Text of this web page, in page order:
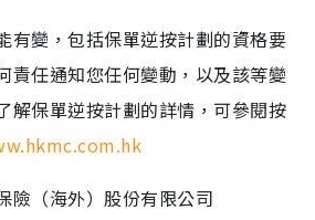
有變，包括保單逆按計劃的資格要
責任通知您任何變動，以及該等變
解保單逆按計劃的詳情，可參閱按
險（海外）股份有限公司